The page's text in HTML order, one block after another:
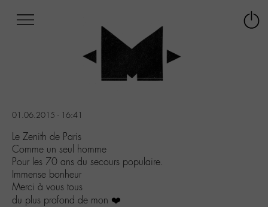
Aller
au
contenu
Aller
à
la
recherche
01.06.2015 - 16:41
Le Zenith de Paris
Comme un seul homme
Pour les 70 ans du secours populaire.
Immense bonheur
Merci à vous tous
du plus profond de mon ❤️